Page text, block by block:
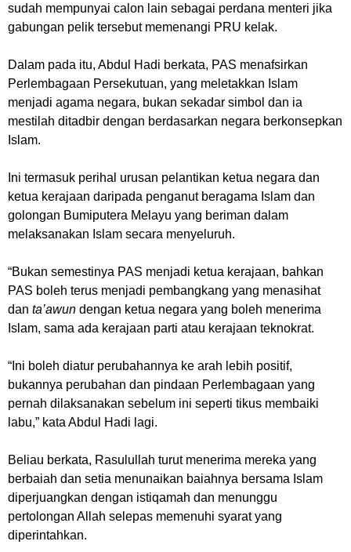
sudah mempunyai calon lain sebagai perdana menteri jika
gabungan pelik tersebut memenangi PRU kelak.
Dalam pada itu, Abdul Hadi berkata, PAS menafsirkan
Perlembagaan Persekutuan, yang meletakkan Islam
menjadi agama negara, bukan sekadar simbol dan ia
mestilah ditadbir dengan berdasarkan negara berkonsepkan
Islam.
Ini termasuk perihal urusan pelantikan ketua negara dan
ketua kerajaan daripada penganut beragama Islam dan
golongan Bumiputera Melayu yang beriman dalam
melaksanakan Islam secara menyeluruh.
“Bukan semestinya PAS menjadi ketua kerajaan, bahkan
PAS boleh terus menjadi pembangkang yang menasihat
dan ta’awun dengan ketua negara yang boleh menerima
Islam, sama ada kerajaan parti atau kerajaan teknokrat.
“Ini boleh diatur perubahannya ke arah lebih positif,
bukannya perubahan dan pindaan Perlembagaan yang
pernah dilaksanakan sebelum ini seperti tikus membaiki
labu,” kata Abdul Hadi lagi.
Beliau berkata, Rasulullah turut menerima mereka yang
berbaiah dan setia menunaikan baiahnya bersama Islam
diperjuangkan dengan istiqamah dan menunggu
pertolongan Allah selepas memenuhi syarat yang
diperintahkan.